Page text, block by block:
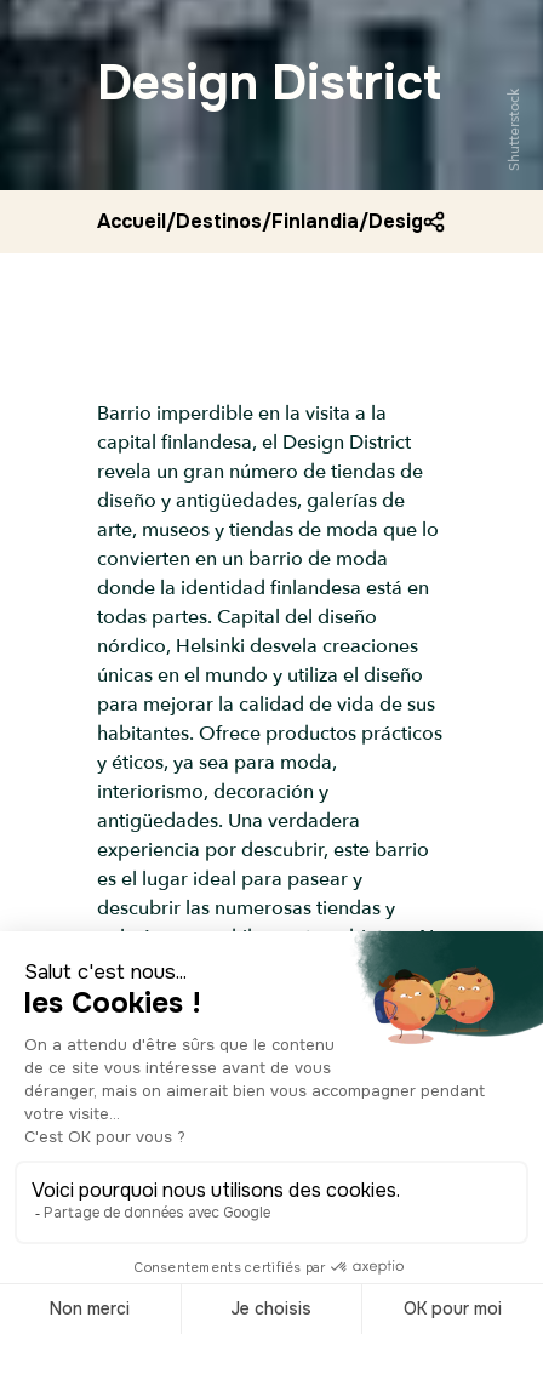
Design District
Shutterstock
Accueil/Destinos/Finlandia/Design district
Barrio imperdible en la visita a la
capital finlandesa, el Design District
revela un gran número de tiendas de
diseño y antigüedades, galerías de
arte, museos y tiendas de moda que lo
convierten en un barrio de moda
donde la identidad finlandesa está en
todas partes. Capital del diseño
nórdico, Helsinki desvela creaciones
únicas en el mundo y utiliza el diseño
para mejorar la calidad de vida de sus
habitantes. Ofrece productos prácticos
y éticos, ya sea para moda,
interiorismo, decoración y
antigüedades. Una verdadera
experiencia por descubrir, este barrio
es el lugar ideal para pasear y
descubrir las numerosas tiendas y
galerías que exhiben estos objetos. ¡No
dudes en visitarlo a tu gusto para
explorar todos sus rincones!